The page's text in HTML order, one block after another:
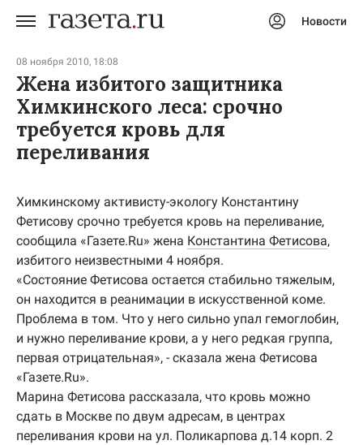
Новости
08 ноября 2010, 18:08
Жена избитого защитника
Химкинского леса: срочно
требуется кровь для
переливания
Химкинскому активисту-экологу Константину
Фетисову срочно требуется кровь на переливание,
сообщила «Газете.Ru» жена Константина Фетисова,
избитого неизвестными 4 ноября.
«Состояние Фетисова остается стабильно тяжелым,
он находится в реанимации в искусственной коме.
Проблема в том. Что у него сильно упал гемоглобин,
и нужно переливание крови, а у него редкая группа,
первая отрицательная», - сказала жена Фетисова
«Газете.Ru».
Марина Фетисова рассказала, что кровь можно
сдать в Москве по двум адресам, в центрах
переливания крови на ул. Поликарпова д.14 корп. 2